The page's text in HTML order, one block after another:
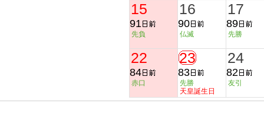
15
91
先負
16
90
仏滅
17
89
先勝
22
84
赤口
23
83
先勝
天皇誕生日
24
82
友引